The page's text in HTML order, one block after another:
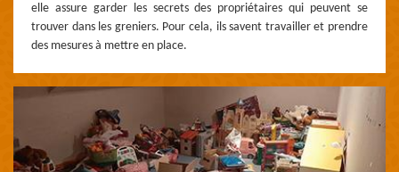
elle assure garder les secrets des propriétaires qui peuvent se
trouver dans les greniers. Pour cela, ils savent travailler et prendre
des mesures à mettre en place.